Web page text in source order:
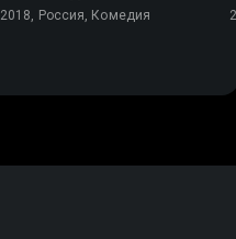
2018, Россия, Комедия